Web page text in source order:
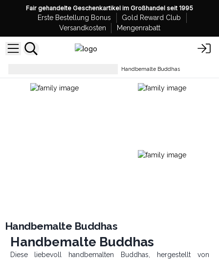
Fair gehandelte Geschenkartikel im Großhandel seit 1995
Erste Bestellung Bonus
Gold Reward Club
Versandkosten
Mengenrabatt
Handbemalte Buddhas
Handbemalte Buddhas
Handbemalte Buddhas
Diese liebevoll handbemalten Buddhas, hergestellt von